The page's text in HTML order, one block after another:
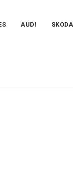
AUDI SKODA